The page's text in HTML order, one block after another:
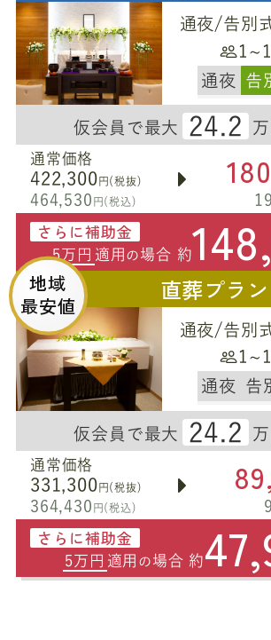
通夜/告別
通夜 告
仮会員で最大 24.2
通常価格
422,300 円(税抜)
464,530 円(税込)
さらに補助金
5万円 適用 の 場合 約
地域
最安値
直葬プラン
通夜/告別
通夜 告
仮会員で最大 24.2
通常価格
331,300 円(税抜)
364,430 円(税込)
さらに補助金
5万円 適用 の 場合 約